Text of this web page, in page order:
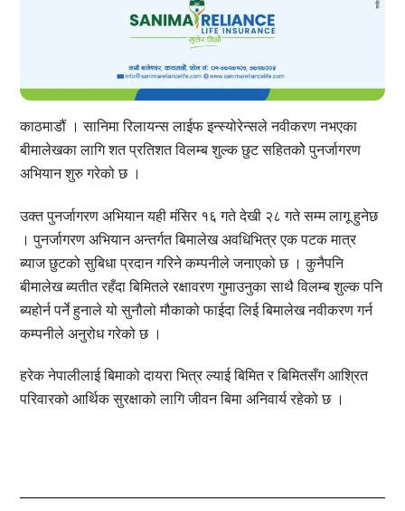
काठमाडौं । सानिमा रिलायन्स लाईफ इन्स्योरेन्सले नवीकरण नभएका
बीमालेखका लागि शत प्रतिशत विलम्ब शुल्क छुट सहितकोे पुनर्जागरण
अभियान शुरु गरेको छ ।
उक्त पुनर्जागरण अभियान यही मंसिर १६ गते देखी २८ गते सम्म लागू हुनेछ
। पुनर्जागरण अभियान अन्तर्गत बिमालेख अवधिभित्र एक पटक मात्र
ब्याज छुटको सुबिधा प्रदान गरिने कम्पनीले जनाएको छ । कुनैपनि
बीमालेख ब्यतीत रहँदा बिमितले रक्षावरण गुमाउनुका साथै विलम्ब शुल्क पनि
ब्यहोर्न पर्ने हुनाले यो सुनौलो मौकाको फाईदा लिई बिमालेख नवीकरण गर्न
कम्पनीले अनुरोध गरेको छ ।
हरेक नेपालीलाई बिमाको दायरा भित्र ल्याई बिमित र बिमितसँग आश्रित
परिवारको आर्थिक सुरक्षाको लागि जीवन बिमा अनिवार्य रहेको छ ।